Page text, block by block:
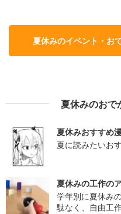
夏休みのイベント・お
夏休みのおで
夏休みおすすめ
夏に読みたいお
夏休みの工作の
学年別に夏休み
駄なく、自由工